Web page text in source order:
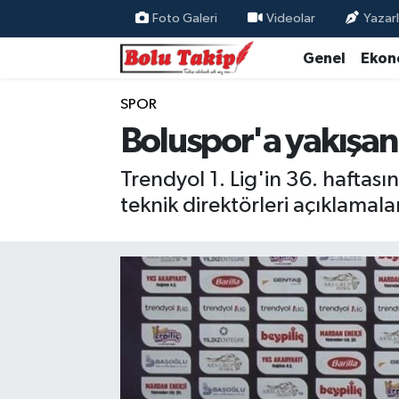
Foto Galeri Videolar
Genel
SPOR
Boluspor'a
Trendyol 1. Lig'in 36.
teknik direktörleri